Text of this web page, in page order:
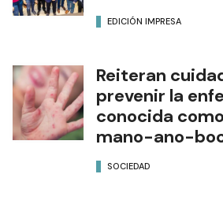
EDICIÓN IMPRESA
Reiteran
prevenir la
conocida
mano-ano-
SOCIEDAD